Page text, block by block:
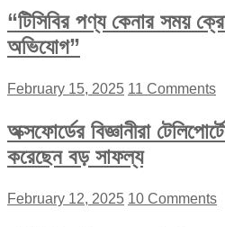
“টিসিবির পণ্য কেনার সময়
অভিযোগ”
February 15, 2025 11 Comments
অক্সফোর্ডের বিজ্ঞানীরা
করেছেন বড় সাফল্য
February 12, 2025 10 Comments